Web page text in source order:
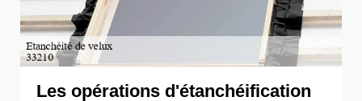
Les opérations d'étanchéification